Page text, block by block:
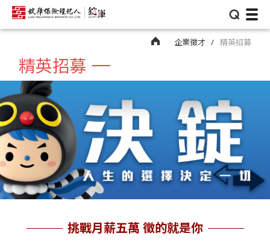
⌕
企業徵才 精英招募
精英招募
挑戰月薪五萬 徵的就是你